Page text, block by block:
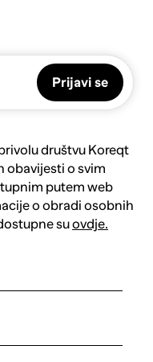
Prijavi se
društvu Koreqt
obavijesti o svim
putem web
o obradi osobnih
suovdje.